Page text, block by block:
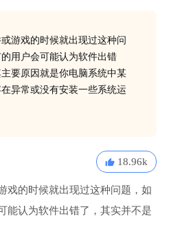
游戏的时候就出现过这种问
用户会可能认为软件出错
要原因就是你电脑系统中某
异常或没有安装一些系统运
18.96k
戏的时候就出现过这种问题，如
能认为软件出错了，其实并不是